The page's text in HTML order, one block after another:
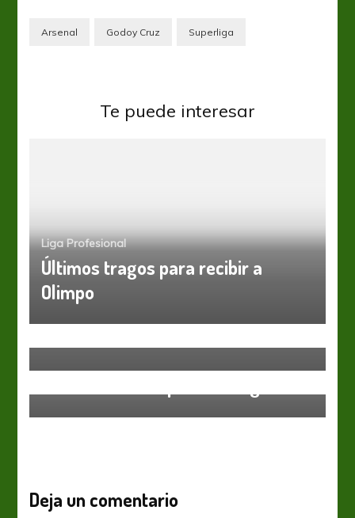
Arsenal Godoy Cruz Superliga
Te puede interesar
Liga Profesional
Últimos tragos para recibir a
Olimpo
Huracán Liga Profesional
Deja un comentario